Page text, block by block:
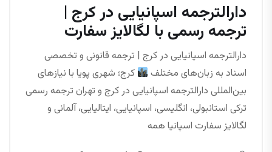
دارالترجمه اسپانیایی در کرج |
ترجمه رسمی با لگالایز سفارت
دارالترجمه اسپانیایی در کرج | ترجمه قانونی و تخصصی
اسناد به زبان‌های مختلف
کرج؛ شهری پویا با نیازهای
بین‌المللی دارالترجمه اسپانیایی در کرج و تهران ترجمه رسمی
ترکی استانبولی، انگلیسی، اسپانیایی، ایتالیایی، آلمانی و
لگالایز سفارت اسپانیا همه